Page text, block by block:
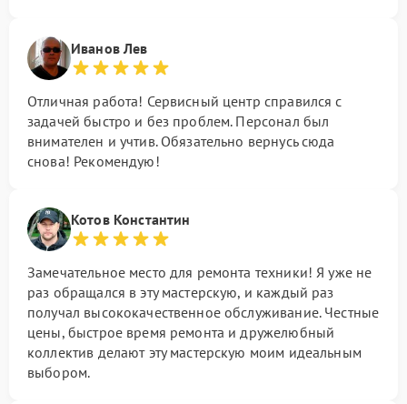
Иванов Лев
Отличная работа! Сервисный центр справился с
задачей быстро и без проблем. Персонал был
внимателен и учтив. Обязательно вернусь сюда
снова! Рекомендую!
Котов Константин
Замечательное место для ремонта техники! Я уже не
раз обращался в эту мастерскую, и каждый раз
получал высококачественное обслуживание. Честные
цены, быстрое время ремонта и дружелюбный
коллектив делают эту мастерскую моим идеальным
выбором.